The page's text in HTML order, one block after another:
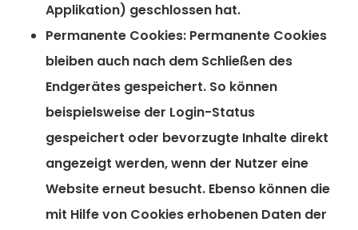
Applikation) geschlossen hat.
Permanente Cookies:Permanente Cookies
bleiben auch nach dem Schließen des
Endgerätes gespeichert. So können
beispielsweise der Login-Status
gespeichert oder bevorzugte Inhalte direkt
angezeigt werden, wenn der Nutzer eine
Website erneut besucht. Ebenso können die
mit Hilfe von Cookies erhobenen Daten der